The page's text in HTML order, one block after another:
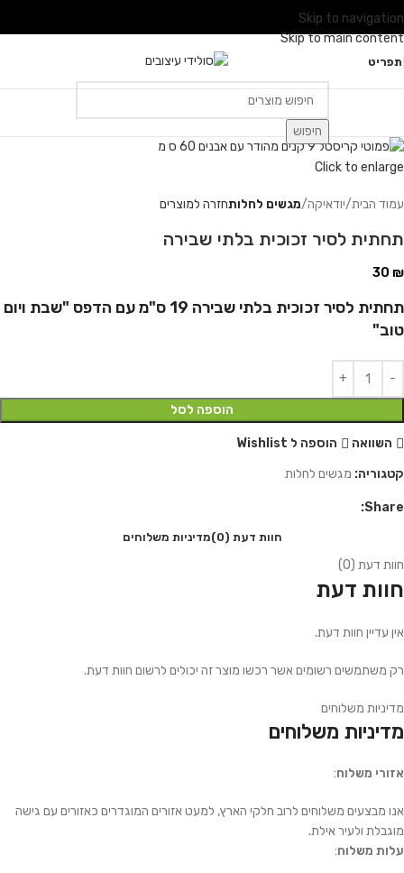
Skip to navigation
Skip to main content
תפריט
חיפוש
Click to enlarge
עמוד הבית יודאיקה מגשים לחלותחזרה למוצרים
תחתית לסיר זכוכית בלתי שבירה
30 ₪
תחתית לסיר זכוכית בלתי שבירה 19 ס"מ עם הדפס "שבת ויום
טוב"
הוספה לסל
השוואה
הוספה ל Wishlist
קטגוריה: מגשים לחלות
Share:
חוות דעת (0) מדיניות משלוחים
חוות דעת (0)
חוות דעת
אין עדיין חוות דעת.
רק משתמשים רשומים אשר רכשו מוצר זה יכולים לרשום חוות דעת.
מדיניות משלוחים
מדיניות משלוחים
אזורי משלוח:
אנו מבצעים משלוחים לרוב חלקי הארץ, למעט אזורים המוגדרים כאזורים עם גישה
מוגבלת ולעיר אילת.
עלות משלוח: